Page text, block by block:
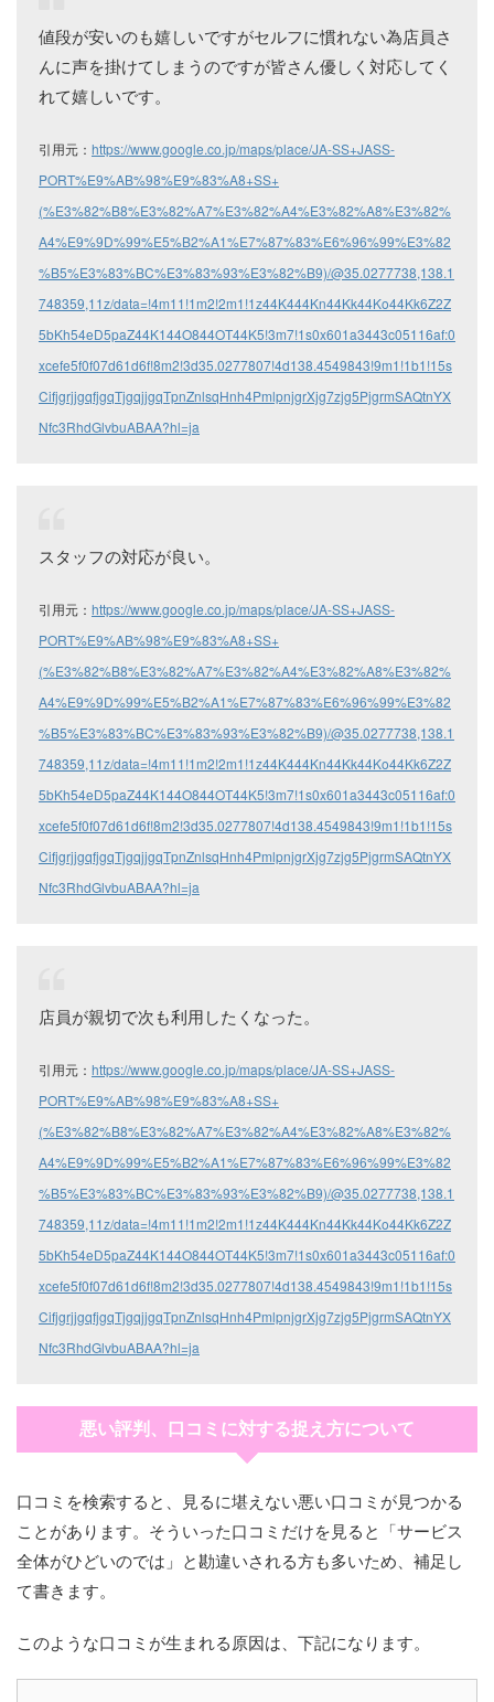
値段が安いのも嬉しいですがセルフに慣れない為店員さ
んに声を掛けてしまうのですが皆さん優しく対応してく
れて嬉しいです。
引用元： https://www.google.co.jp/maps/place/JA-SS+JASS-
PORT%E9%AB%98%E9%83%A8+SS+
(%E3%82%B8%E3%82%A7%E3%82%A4%E3%82%A8%E3%82%
A4%E9%9D%99%E5%B2%A1%E7%87%83%E6%96%99%E3%82
%B5%E3%83%BC%E3%83%93%E3%82%B9)/@35.0277738,138.1
748359,11z/data=!4m11!1m2!2m1!1z44K444Kn44Kk44Ko44Kk6Z2Z
5bKh54eD5paZ44K144O844OT44K5!3m7!1s0x601a3443c05116af:0
xcefe5f0f07d61d6f!8m2!3d35.0277807!4d138.4549843!9m1!1b1!15s
CifjgrjjgqfjgqTjgqjjgqTpnZnlsqHnh4PmlpnjgrXjg7zjg5PjgrmSAQtnYX
Nfc3RhdGlvbuABAA?hl=ja
スタッフの対応が良い。
引用元： https://www.google.co.jp/maps/place/JA-SS+JASS-
PORT%E9%AB%98%E9%83%A8+SS+
(%E3%82%B8%E3%82%A7%E3%82%A4%E3%82%A8%E3%82%
A4%E9%9D%99%E5%B2%A1%E7%87%83%E6%96%99%E3%82
%B5%E3%83%BC%E3%83%93%E3%82%B9)/@35.0277738,138.1
748359,11z/data=!4m11!1m2!2m1!1z44K444Kn44Kk44Ko44Kk6Z2Z
5bKh54eD5paZ44K144O844OT44K5!3m7!1s0x601a3443c05116af:0
xcefe5f0f07d61d6f!8m2!3d35.0277807!4d138.4549843!9m1!1b1!15s
CifjgrjjgqfjgqTjgqjjgqTpnZnlsqHnh4PmlpnjgrXjg7zjg5PjgrmSAQtnYX
Nfc3RhdGlvbuABAA?hl=ja
店員が親切で次も利用したくなった。
引用元： https://www.google.co.jp/maps/place/JA-SS+JASS-
PORT%E9%AB%98%E9%83%A8+SS+
(%E3%82%B8%E3%82%A7%E3%82%A4%E3%82%A8%E3%82%
A4%E9%9D%99%E5%B2%A1%E7%87%83%E6%96%99%E3%82
%B5%E3%83%BC%E3%83%93%E3%82%B9)/@35.0277738,138.1
748359,11z/data=!4m11!1m2!2m1!1z44K444Kn44Kk44Ko44Kk6Z2Z
5bKh54eD5paZ44K144O844OT44K5!3m7!1s0x601a3443c05116af:0
xcefe5f0f07d61d6f!8m2!3d35.0277807!4d138.4549843!9m1!1b1!15s
CifjgrjjgqfjgqTjgqjjgqTpnZnlsqHnh4PmlpnjgrXjg7zjg5PjgrmSAQtnYX
Nfc3RhdGlvbuABAA?hl=ja
悪い評判、口コミに対する捉え方について
口コミを検索すると、見るに堪えない悪い口コミが見つかる
ことがあります。そういった口コミだけを見ると「サービス
全体がひどいのでは」と勘違いされる方も多いため、補足し
て書きます。
このような口コミが生まれる原因は、下記になります。